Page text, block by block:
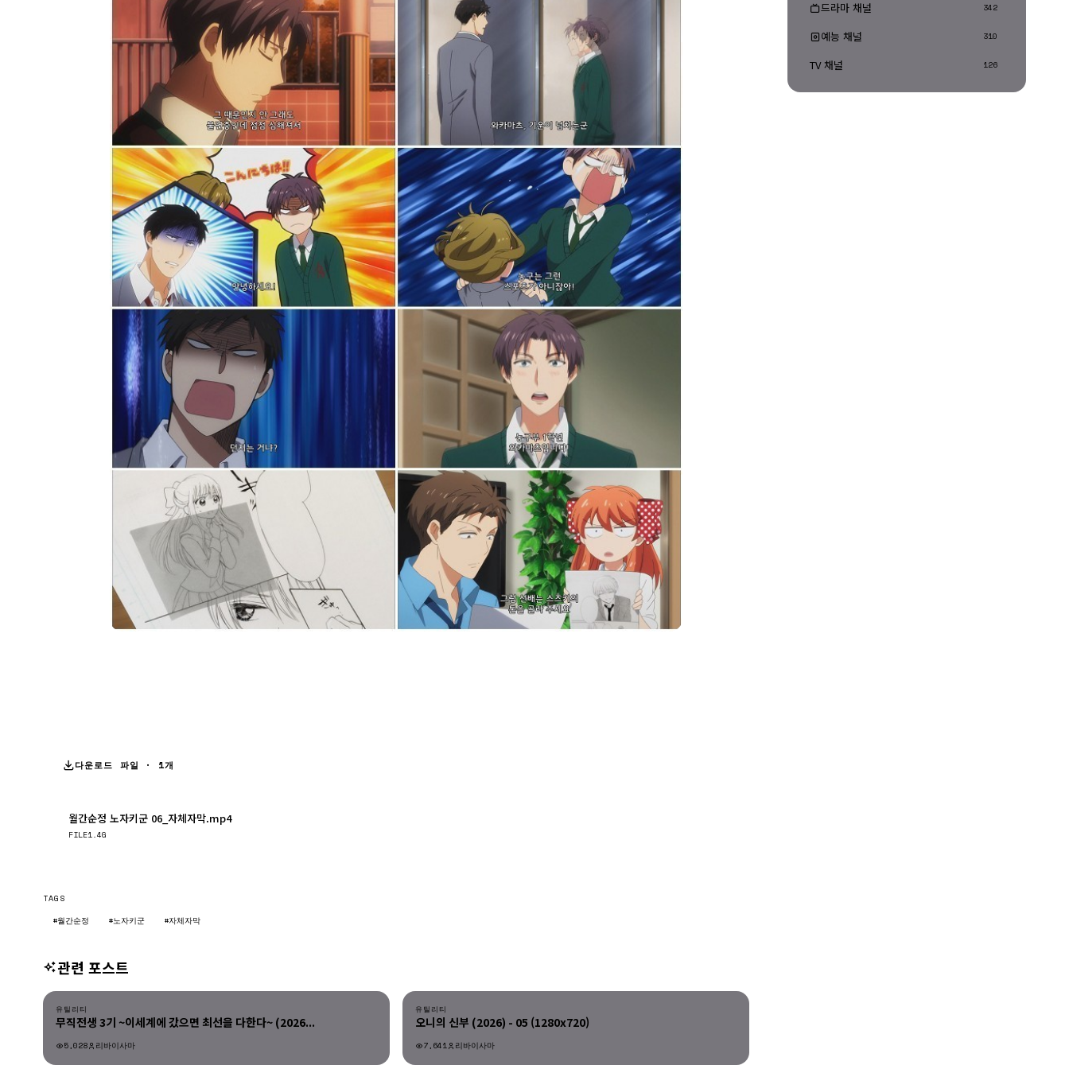
다운로드 파일 · 1개
월간순정 노자키군 06_자체자막.mp4
FILE1.4G
TAGS
#월간순정
#노자키군 #자체자막
관련 포스트
유틸리티
유틸리티
무직전생 3기 ~이세계에 갔으면 최선을 다한다~ (2026...
5,028 리바이사마
유틸리티
오니의 신부 (2026) - 05 (1280x720)
7,641 리바이사마
드라마 채널 342
예능 채널 310
TV 채널 126